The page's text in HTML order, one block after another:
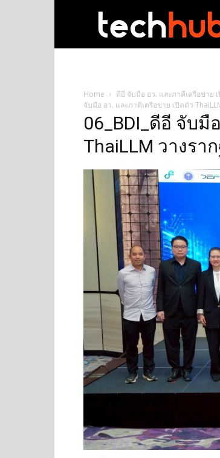
Home ดีอี จับมือ อว. และภาคีเครือข่าย
จับมือ อว. และภาคีเครือข่าย เปิดตัว
06_BDI_ดีอี จับมื
ThaiLLM วางร